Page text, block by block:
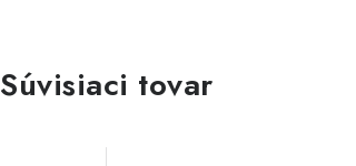
Súvisiaci tovar